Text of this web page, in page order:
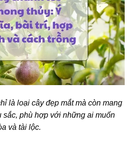
là loại cây đẹp mắt mà còn mang
sắc, phù hợp với những ai muốn
và tài lộc.